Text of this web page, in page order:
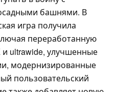
башнями. В
игра получила
переработанную
ultrawide, улучшенные
модернизированные
пользовательский